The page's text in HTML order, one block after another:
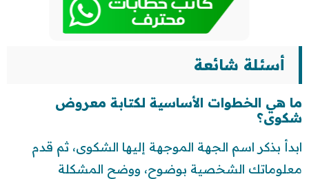
أسئلة شائعة
ما هي الخطوات الأساسية لكتابة معروض
شكوى؟
ابدأ بذكر اسم الجهة الموجهة إليها الشكوى، ثم قدم
معلوماتك الشخصية بوضوح، ووضح المشكلة